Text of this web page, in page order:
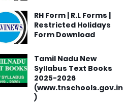
RH Form | R.L Forms |
Restricted Holidays
Form Download
Tamil Nadu New
Syllabus Text Books
2025-2026
(www.tnschools.gov.in
)